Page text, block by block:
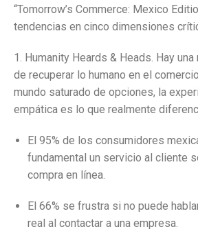
“Tomorrow’s Commerce: Mexico
tendencias en cinco dimensiones
1. Humanity Heards & Heads. Hay
de recuperar lo humano en el
mundo saturado de opciones, la
empática es lo que realmente
El 95% de los consumidores
fundamental un servicio al cliente
compra en línea.
El 66% se frustra si no puede
real al contactar a una empresa.